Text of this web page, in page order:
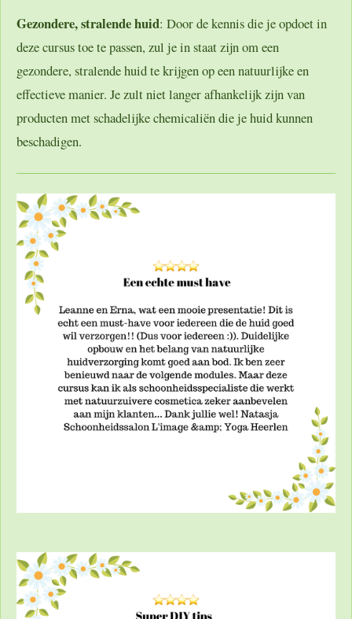
Gezondere, stralende huid: Door de kennis die je opdoet in
deze cursus toe te passen, zul je in staat zijn om een
gezondere, stralende huid te krijgen op een natuurlijke en
effectieve manier. Je zult niet langer afhankelijk zijn van
producten met schadelijke chemicaliën die je huid kunnen
beschadigen.